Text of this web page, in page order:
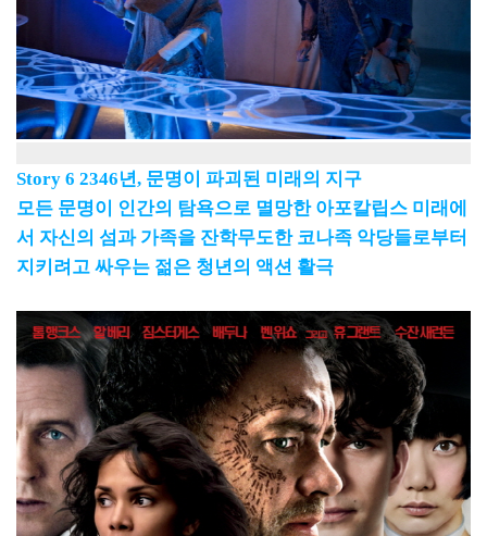
Story 6 2346년, 문명이 파괴된 미래의 지구
모든 문명이 인간의 탐욕으로 멸망한 아포칼립스 미래에
서 자신의 섬과 가족을 잔학무도한 코나족 악당들로부터
지키려고 싸우는 젊은 청년의 액션 활극